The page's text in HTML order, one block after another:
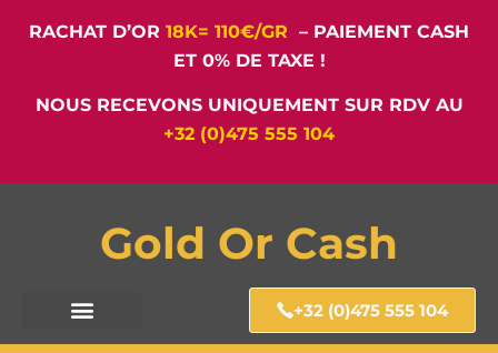
RACHAT D’OR 18K= 110€/GR – PAIEMENT CASH
ET 0% DE TAXE !
NOUS RECEVONS UNIQUEMENT SUR RDV AU
+32 (0)475 555 104
Gold Or Cash
+32 (0)475 555 104